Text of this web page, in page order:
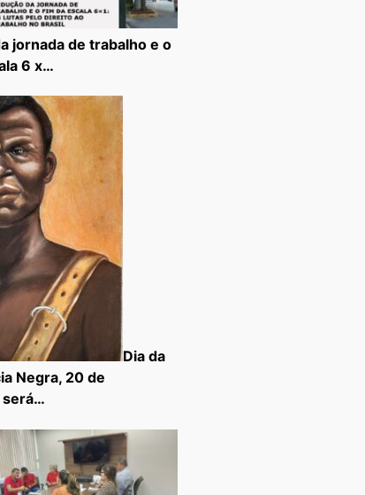
jornada de trabalho e o
6 x…
Dia da
Negra, 20 de
será…